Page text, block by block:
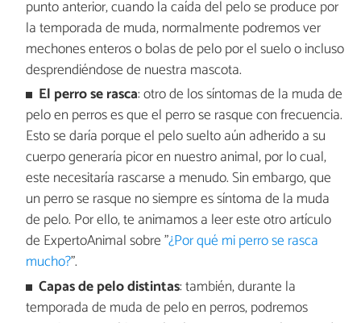
punto anterior, cuando la caída del pelo se produce por
la temporada de muda, normalmente podremos ver
mechones enteros o bolas de pelo por el suelo o incluso
desprendiéndose de nuestra mascota.
El perro se rasca: otro de los síntomas de la muda de
pelo en perros es que el perro se rasque con frecuencia.
Esto se daría porque el pelo suelto aún adherido a su
cuerpo generaría picor en nuestro animal, por lo cual,
este necesitaría rascarse a menudo. Sin embargo, que
un perro se rasque no siempre es síntoma de la muda
de pelo. Por ello, te animamos a leer este otro artículo
de ExpertoAnimal sobre "¿Por qué mi perro se rasca
mucho?".
Capas de pelo distintas: también, durante la
temporada de muda de pelo en perros, podremos